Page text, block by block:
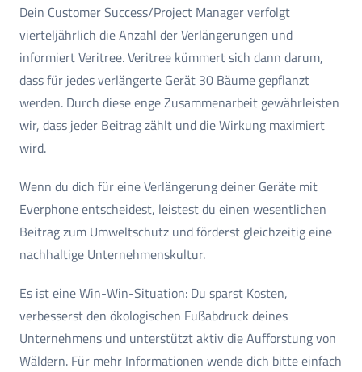
Dein Customer Success/Project Manager verfolgt
vierteljährlich die Anzahl der Verlängerungen und
informiert Veritree. Veritree kümmert sich dann darum,
dass für jedes verlängerte Gerät 30 Bäume gepflanzt
werden. Durch diese enge Zusammenarbeit gewährleisten
wir, dass jeder Beitrag zählt und die Wirkung maximiert
wird.
Wenn du dich für eine Verlängerung deiner Geräte mit
Everphone entscheidest, leistest du einen wesentlichen
Beitrag zum Umweltschutz und förderst gleichzeitig eine
nachhaltige Unternehmenskultur.
Es ist eine Win-Win-Situation: Du sparst Kosten,
verbesserst den ökologischen Fußabdruck deines
Unternehmens und unterstützt aktiv die Aufforstung von
Wäldern. Für mehr Informationen wende dich bitte einfach